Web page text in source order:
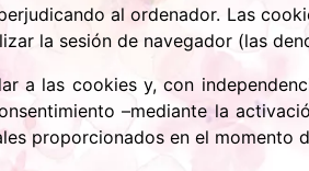
al ordenador. Las
la sesión de navegador (las
a las cookies y, con
–mediante la
proporcionados en el momento